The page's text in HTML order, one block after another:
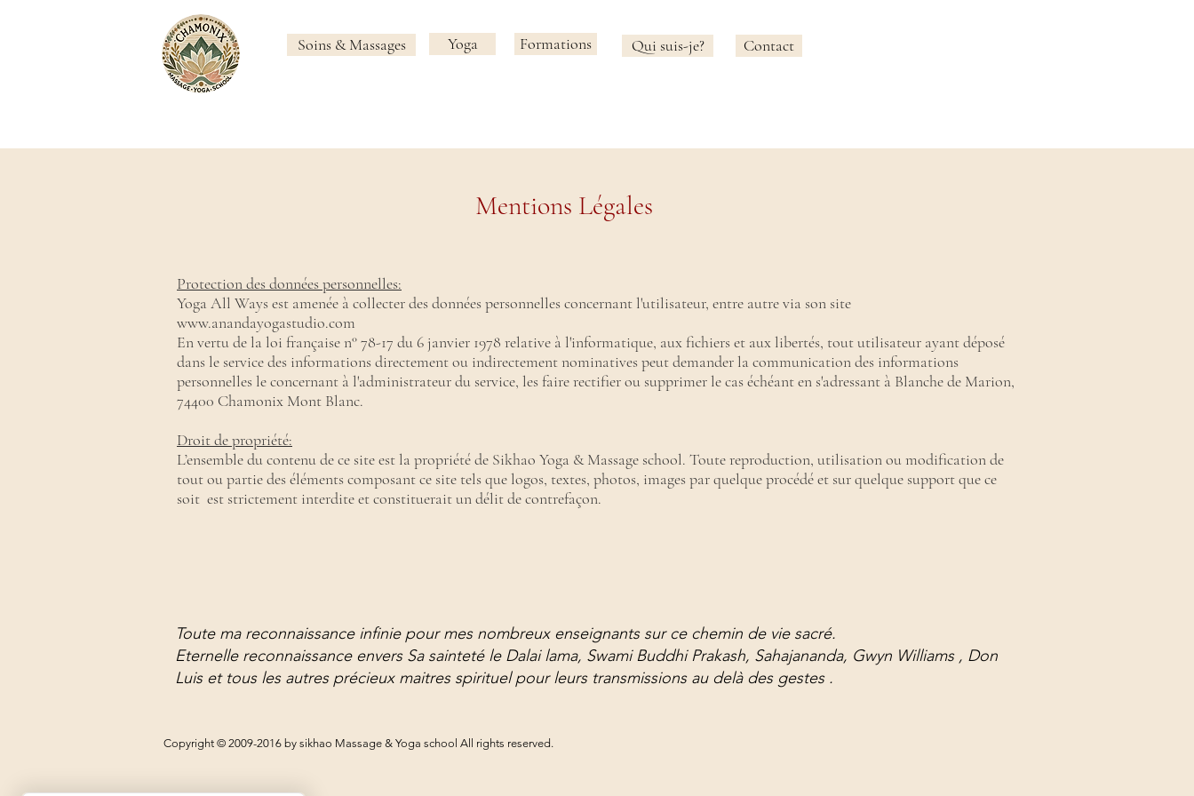
Soins & Massages Yoga Formations Qui suis-je? Contact
Mentions Légales
Protection des données personnelles:
Yoga All Ways est amenée à collecter des données personnelles concernant l'utilisateur, entre autre via son site ​
www.anandayogastudio.com
En vertu de la loi française n° 78-17 du 6 janvier 1978 relative à l'informatique, aux fichiers et aux libertés, tout utilisateur ayant déposé
dans le service des informations directement ou indirectement nominatives peut demander la communication des informations
personnelles le concernant à l'administrateur du service, les faire rectifier ou supprimer le cas échéant en s'adressant à Blanche de Marion,
74400 Chamonix Mont Blanc.
​Droit de propriété:
L’ensemble du contenu de ce site est la propriété de Sikhao Yoga & Massage school. Toute reproduction, utilisation ou modification de
tout ou partie des éléments composant ce site tels que logos, textes, photos, images par quelque procédé et sur quelque support que ce
soit est strictement interdite et constituerait un délit de contrefaçon.
Toute ma reconnaissance infinie pour mes nombreux enseignants sur ce chemin de vie sacré.
Eternelle reconnaissance envers Sa sainteté le Dalai lama, Swami Buddhi Prakash, Sahajananda, Gwyn Williams , Don
Luis et tous les autres précieux maitres spirituel pour leurs transmissions au delà des gestes .
Copyright © 2009-2016 by sikhao Massage & Yoga school All rights reserved.